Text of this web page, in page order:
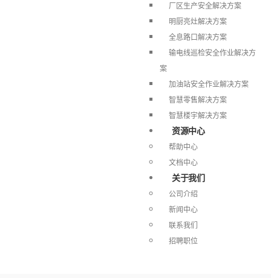
厂区生产安全解决方案
明厨亮灶解决方案
全息路口解决方案
输电线巡检安全作业解决方
案
加油站安全作业解决方案
智慧零售解决方案
智慧楼宇解决方案
资源中心
帮助中心
文档中心
关于我们
公司介绍
新闻中心
联系我们
招聘职位